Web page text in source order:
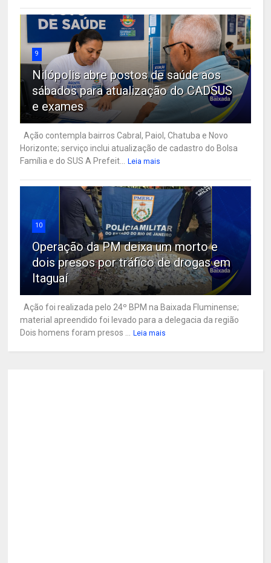
9
Nilópolis abre postos de saúde aos
sábados para atualização do CADSUS
e exames
Ação contempla bairros Cabral, Paiol, Chatuba e Novo
Horizonte; serviço inclui atualização de cadastro do Bolsa
Família e do SUS A Prefeit...
Leia mais
10
Operação da PM deixa um morto e
dois presos por tráfico de drogas em
Itaguaí
Ação foi realizada pelo 24º BPM na Baixada Fluminense;
material apreendido foi levado para a delegacia da região
Dois homens foram presos ...
Leia mais